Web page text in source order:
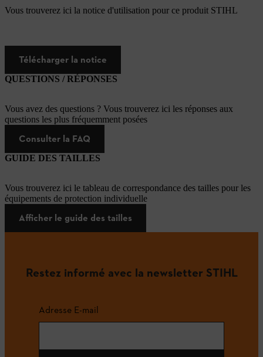
Vous trouverez ici la notice d'utilisation pour ce produit STIHL
Télécharger la notice
QUESTIONS / RÉPONSES
Vous avez des questions ? Vous trouverez ici les réponses aux
questions les plus fréquemment posées
Consulter la FAQ
GUIDE DES TAILLES
Vous trouverez ici le tableau de correspondance des tailles pour les
équipements de protection individuelle
Afficher le guide des tailles
Restez informé avec la newsletter STIHL
Adresse E-mail